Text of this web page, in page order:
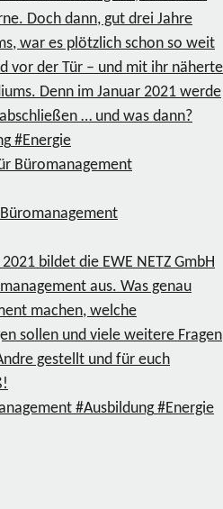
Doch dann, gut drei Jahre
war es plötzlich schon so weit
vor der Tür – und mit ihr näherte
Denn im Januar 2021 werde
… und was dann?
#Energie
bildet die EWE NETZ GmbH
aus. Was genau
machen, welche
sollen und viele weitere Fragen
gestellt und für euch
#Ausbildung #Energie